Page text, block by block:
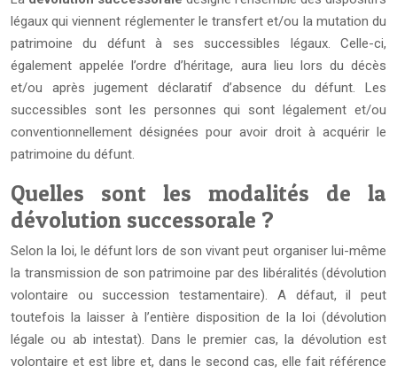
légaux qui viennent réglementer le transfert et/ou la mutation du
patrimoine du défunt à ses successibles légaux. Celle-ci,
également appelée l’ordre d’héritage, aura lieu lors du décès
et/ou après jugement déclaratif d’absence du défunt. Les
successibles sont les personnes qui sont légalement et/ou
conventionnellement désignées pour avoir droit à acquérir le
patrimoine du défunt.
Quelles sont les modalités de la
dévolution successorale ?
Selon la loi, le défunt lors de son vivant peut organiser lui-même
la transmission de son patrimoine par des libéralités (dévolution
volontaire ou succession testamentaire). A défaut, il peut
toutefois la laisser à l’entière disposition de la loi (dévolution
légale ou ab intestat). Dans le premier cas, la dévolution est
volontaire et est libre et, dans le second cas, elle fait référence